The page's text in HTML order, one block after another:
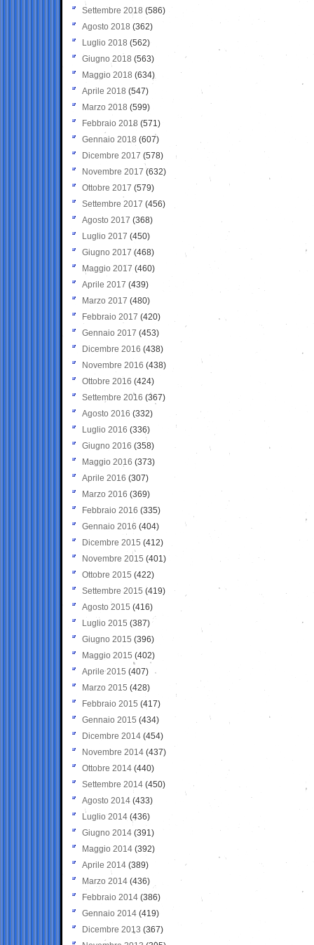
Settembre 2018 (586)
Agosto 2018 (362)
Luglio 2018 (562)
Giugno 2018 (563)
Maggio 2018 (634)
Aprile 2018 (547)
Marzo 2018 (599)
Febbraio 2018 (571)
Gennaio 2018 (607)
Dicembre 2017 (578)
Novembre 2017 (632)
Ottobre 2017 (579)
Settembre 2017 (456)
Agosto 2017 (368)
Luglio 2017 (450)
Giugno 2017 (468)
Maggio 2017 (460)
Aprile 2017 (439)
Marzo 2017 (480)
Febbraio 2017 (420)
Gennaio 2017 (453)
Dicembre 2016 (438)
Novembre 2016 (438)
Ottobre 2016 (424)
Settembre 2016 (367)
Agosto 2016 (332)
Luglio 2016 (336)
Giugno 2016 (358)
Maggio 2016 (373)
Aprile 2016 (307)
Marzo 2016 (369)
Febbraio 2016 (335)
Gennaio 2016 (404)
Dicembre 2015 (412)
Novembre 2015 (401)
Ottobre 2015 (422)
Settembre 2015 (419)
Agosto 2015 (416)
Luglio 2015 (387)
Giugno 2015 (396)
Maggio 2015 (402)
Aprile 2015 (407)
Marzo 2015 (428)
Febbraio 2015 (417)
Gennaio 2015 (434)
Dicembre 2014 (454)
Novembre 2014 (437)
Ottobre 2014 (440)
Settembre 2014 (450)
Agosto 2014 (433)
Luglio 2014 (436)
Giugno 2014 (391)
Maggio 2014 (392)
Aprile 2014 (389)
Marzo 2014 (436)
Febbraio 2014 (386)
Gennaio 2014 (419)
Dicembre 2013 (367)